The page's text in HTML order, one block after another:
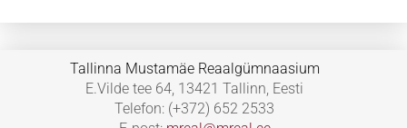
Tallinna Mustamäe Reaalgümnaasium
E.Vilde tee 64, 13421 Tallinn, Eesti
Telefon: (+372) 652 2533